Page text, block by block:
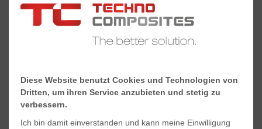
Diese Website benutzt Cookies und Technologien von
Dritten, um ihren Service anzubieten und stetig zu
verbessern.
Ich bin damit einverstanden und kann meine Einwilligung